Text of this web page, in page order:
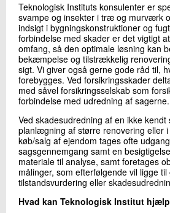
Send
08.Murværksskader og -tilstand
09.Træbeklædning og -
10.Skader i kældre
11.Tilstandsvurdering af vinduer
12.Trænebrydende svampe og
13.Skader og tilstand på facader
14.Termisk og visuel inspektion af
droner
Teknologisk Instituts konsulenter er
svampe og insekter i træ og murværk
indsigt i bygningskonstruktioner og
forbindelse med skader er det vigtigt
omfang, så den optimale løsning kan
bekæmpelse og tilstrækkelig
sigt. Vi giver også gerne gode råd til,
forebygges. Ved forsikringsskader
med såvel forsikringsselskab som
forbindelse med udredning af sagerne.
Ved skadesudredning af en ikke
planlægning af større renovering eller
køb/salg af ejendom tages ofte
sagsgennemgang samt en
materiale til analyse, samt foretages
målinger, som efterfølgende vil ligge
tilstandsvurdering eller
Hvad kan Teknologisk Institut